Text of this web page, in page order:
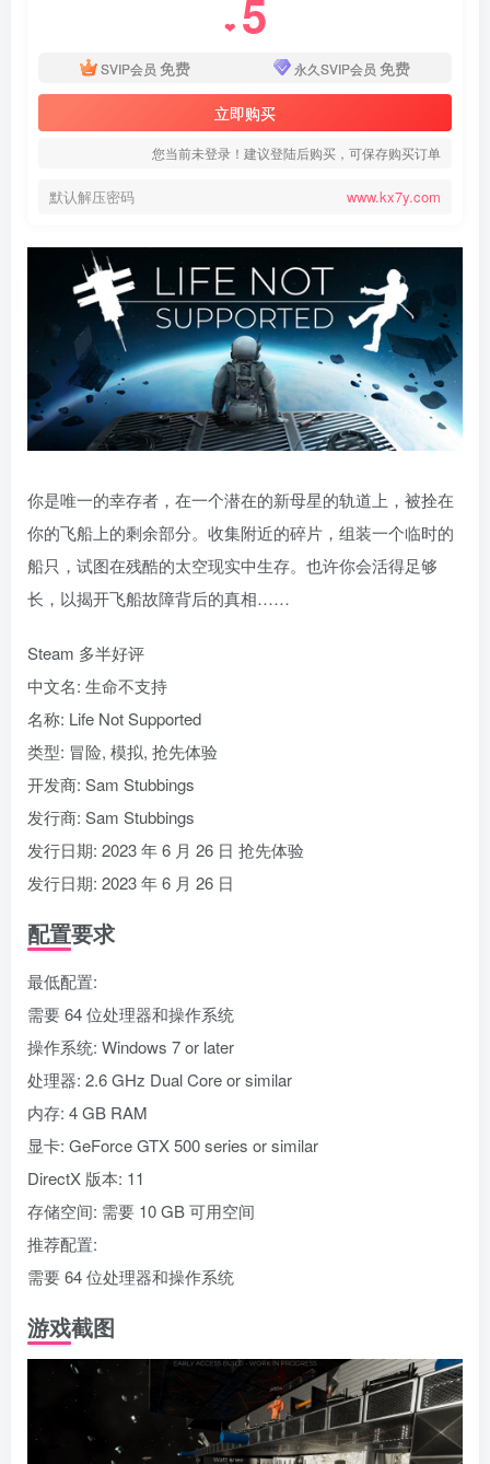
❤ 5
SVIP会员 免费 永久SVIP会员 免费
立即购买
您当前未登录！建议登陆后购买，可保存购买订单
默认解压密码 www.kx7y.com
你是唯一的幸存者，在一个潜在的新母星的轨道上，被拴在
你的飞船上的剩余部分。收集附近的碎片，组装一个临时的
船只，试图在残酷的太空现实中生存。也许你会活得足够
长，以揭开飞船故障背后的真相……
Steam 多半好评
中文名: 生命不支持
名称: Life Not Supported
类型: 冒险, 模拟, 抢先体验
开发商: Sam Stubbings
发行商: Sam Stubbings
发行日期: 2023 年 6 月 26 日 抢先体验
发行日期: 2023 年 6 月 26 日
配置要求
最低配置:
需要 64 位处理器和操作系统
操作系统: Windows 7 or later
处理器: 2.6 GHz Dual Core or similar
内存: 4 GB RAM
显卡: GeForce GTX 500 series or similar
DirectX 版本: 11
存储空间: 需要 10 GB 可用空间
推荐配置:
需要 64 位处理器和操作系统
游戏截图